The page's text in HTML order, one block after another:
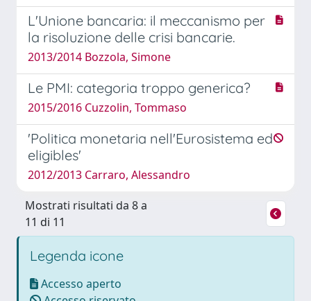
L'Unione bancaria: il meccanismo per
la risoluzione delle crisi bancarie.
2013/2014 Bozzola, Simone
Le PMI: categoria troppo generica?
2015/2016 Cuzzolin, Tommaso
'Politica monetaria nell'Eurosistema ed
eligibles'
2012/2013 Carraro, Alessandro
Mostrati risultati da 8 a
11 di 11
Legenda icone
Accesso aperto